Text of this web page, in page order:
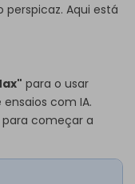
perspicaz. Aqui está
para o usar
com IA.
para começar a